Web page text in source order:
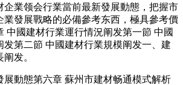
企業领会行業當前最新發展動態，把握市
業發展戰略的必備參考东西，極具參考價
中國建材行業運行情況阐发第一節 中國
发第二節 中國建材行業規模阐发一、建
发。
動態第六章 蘇州市建材畅通模式解析